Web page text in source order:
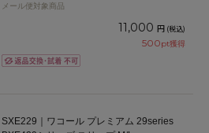
メール便対象商品
11,000 円 (税込)
500pt獲得
SXE229｜ワコール プレミアム 29series